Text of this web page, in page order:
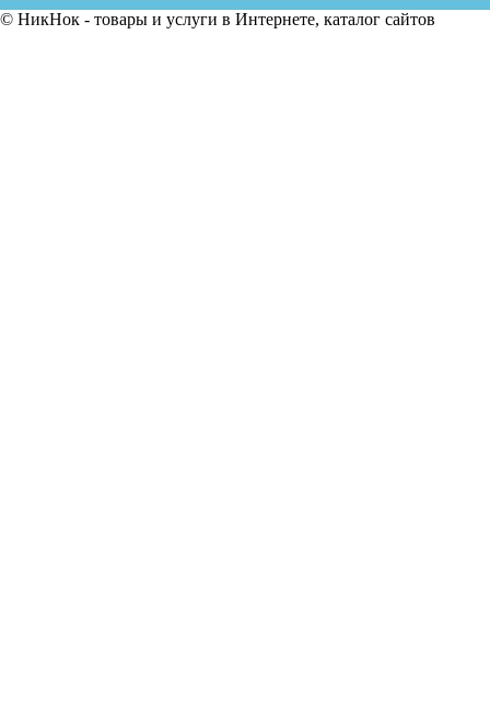
© НикНок - товары и услуги в Интернете, каталог сайтов